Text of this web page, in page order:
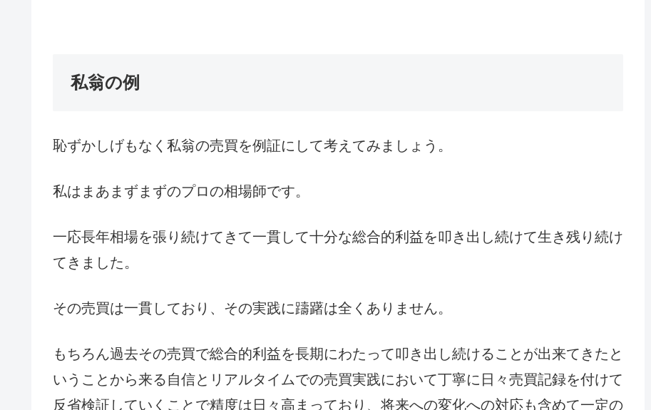
私翁の例
恥ずかしげもなく私翁の売買を例証にして考えてみましょう。
私はまあまずまずのプロの相場師です。
一応長年相場を張り続けてきて一貫して十分な総合的利益を叩き出し続けて生き残り続け
てきました。
その売買は一貫しており、その実践に躊躇は全くありません。
もちろん過去その売買で総合的利益を長期にわたって叩き出し続けることが出来てきたと
いうことから来る自信とリアルタイムでの売買実践において丁寧に日々売買記録を付けて
反省検証していくことで精度は日々高まっており、将来への変化への対応も含めて一定の